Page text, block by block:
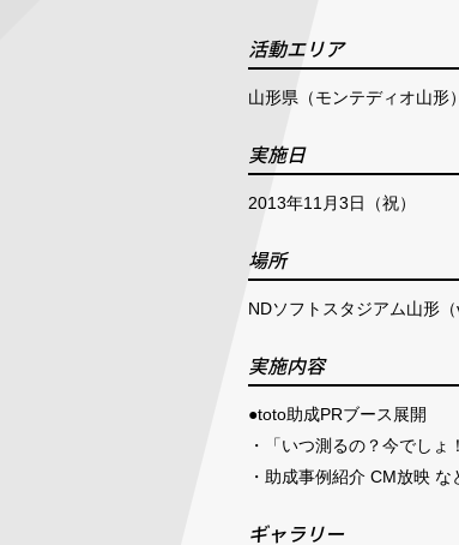
活動エリア
山形県（モンテディオ山形）
実施日
2013年11月3日（祝）
場所
NDソフトスタジアム山形（
実施内容
●toto助成PRブース展開
・「いつ測るの？今でしょ
・助成事例紹介 CM放映 な
ギャラリー